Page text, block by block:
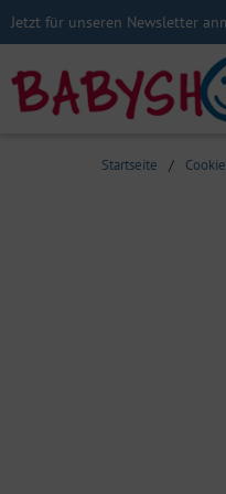
Jetzt für unseren Newsletter
Startseite /